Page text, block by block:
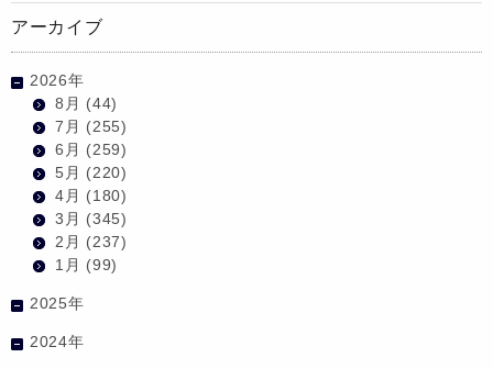
アーカイブ
2026年
8月 (44)
7月 (255)
6月 (259)
5月 (220)
4月 (180)
3月 (345)
2月 (237)
1月 (99)
2025年
2024年